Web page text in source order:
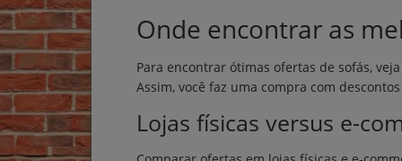
Onde encontrar as
Para encontrar ótimas ofertas de sofás,
Assim, você faz uma compra com
Lojas físicas versus e-